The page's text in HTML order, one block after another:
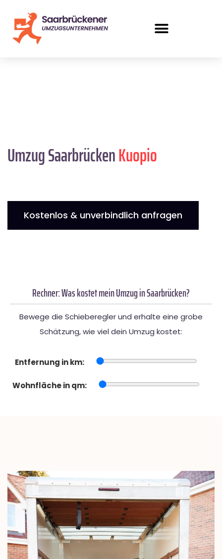
Umzug SaarbrückenKuopio
Kostenlos & unverbindlich anfragen
Rechner: Was kostet mein Umzug in Saarbrücken?
Bewege die Schieberegler und erhalte eine grobe
Schätzung, wie viel dein Umzug kostet:
Entfernung in km:
Wohnfläche in qm: